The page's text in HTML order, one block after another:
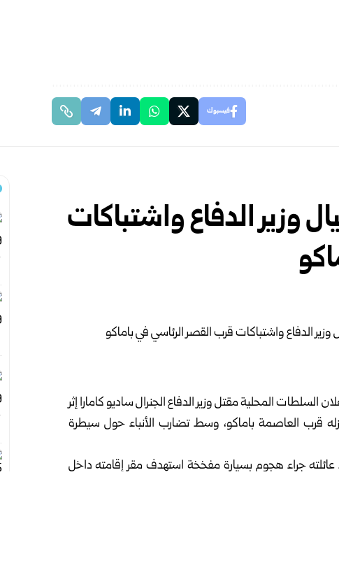
فيسبوك
وزير الدفاع واشتباكات
السلطات المحلية مقتل وزير الدفاع الجنرال ساديو كامارا إثر
قرب العاصمة باماكو، وسط تضارب الأنباء حول سيطرة
جراء هجوم بسيارة مفخخة استهدف مقر إقامته داخل